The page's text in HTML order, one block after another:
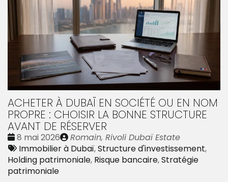
ACHETER À DUBAÏ EN SOCIÉTÉ OU EN NOM
PROPRE : CHOISIR LA BONNE STRUCTURE
AVANT DE RÉSERVER
Date
:
8 mai 2026
Publié
par
Romain, Rivoli Dubaï Estate
Tags
:
Immobilier à Dubaï,Structure d'investissement,
Holding patrimoniale, Risque bancaire,Stratégie
patrimoniale